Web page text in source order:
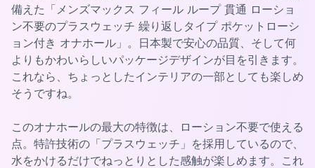
備えた「メンズマックス フィール ループ 貫通 ローショ
ン不要のプラスウェッチ 繰り返しタイプ ポケットローシ
ョン付き オナホール」。日本製で安心の品質、そして何
よりもかわいらしいパッケージデザインが目を引きます。
これなら、ちょっとしたインテリアの一部としても楽しめ
そうですね。
このオナホールの最大の特徴は、ローション不要で使える
点。特許技術の「プラスウェッチ」を採用しているので、
水をかけるだけでねっとりとした感触が楽しめます。これ